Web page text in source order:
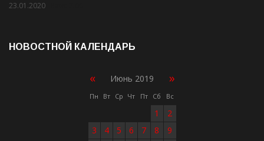
23.01.2020
НОВОСТНОЙ КАЛЕНДАРЬ
« Июнь 2019 »
Пн Вт Ср Чт Пт Сб Вс
1
2
3
4 5 6 7 8
9